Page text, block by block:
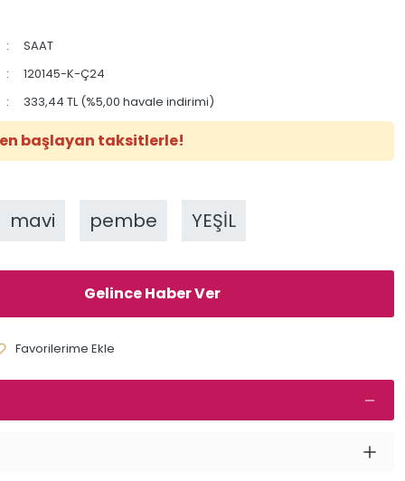
SAAT
120145-K-Ç24
333,44 TL (%5,00 havale indirimi)
başlayan taksitlerle!
mavi pembe YEŞİL
Gelince Haber Ver